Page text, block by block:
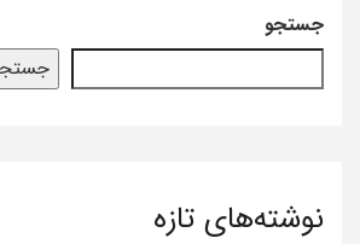
جستجو
نوشته‌های تازه